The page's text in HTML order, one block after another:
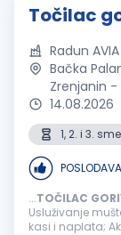
Točilac
Radun
Bačka
Zrenjanin -
14.08.2026
1, 2. i 3.
...TOČILAC
Usluživanje
kasi i naplata;